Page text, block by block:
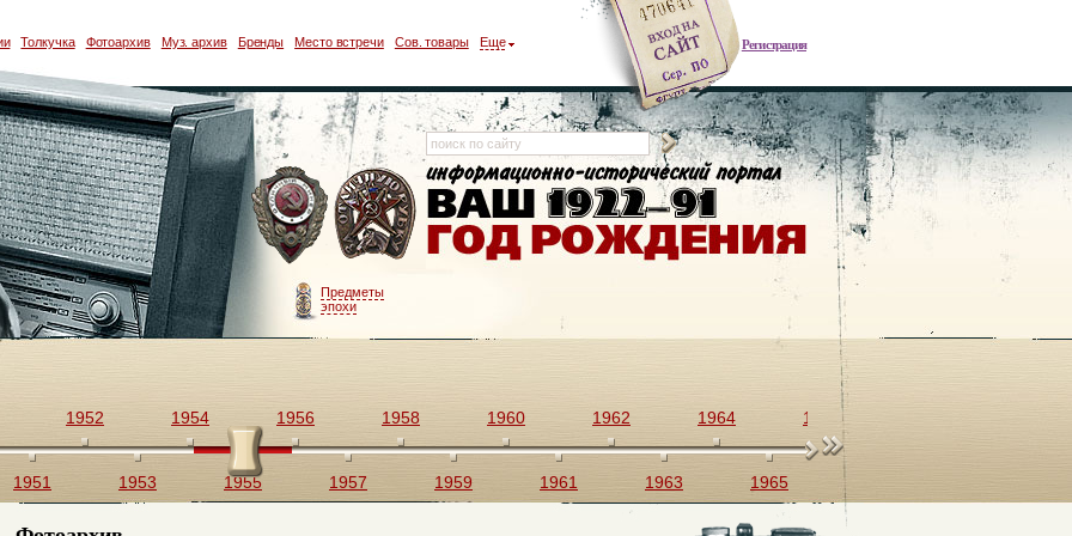
Регистрация
Толкучка Фотоархив Муз. архив Бренды Место встречи Сов. товары Еще
Предметы
эпохи
1951
1952
1953
1954
1955
1956
1957
1958
1959
1960
1961
1962
1963
1964
1965
1966